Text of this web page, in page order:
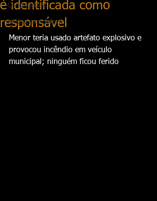
Curiosidades
Notícia com fofoca
é identificada como
responsável
Menor teria usado artefato explosivo e
provocou incêndio em veículo
municipal; ninguém ficou ferido